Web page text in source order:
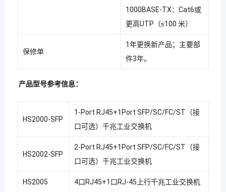
1000BASE-TX：Cat6或
更高UTP（≤100 米）
保修单
1年更换新产品；主要部
件3年。
产品型号参考信息：
HS2000-SFP
1-Port RJ45+1Port SFP/SC/FC/ST（接
口可选）千兆工业交换机
HS2002-SFP
2-Port RJ45+1Port SFP/SC/FC/ST（接
口可选）千兆工业交换机
HS2005 4口RJ45+1口RJ-45上行千兆工业交换机